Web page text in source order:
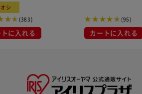
シ
(383)
に入れる
(95)
カートに入れる